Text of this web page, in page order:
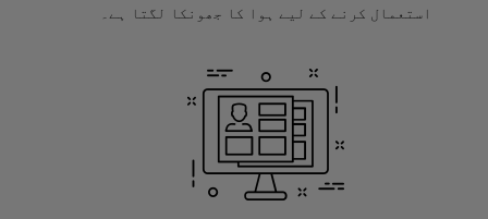
استعمال کرنے کے لیے ہوا کا جھونکا لگتا ہے۔